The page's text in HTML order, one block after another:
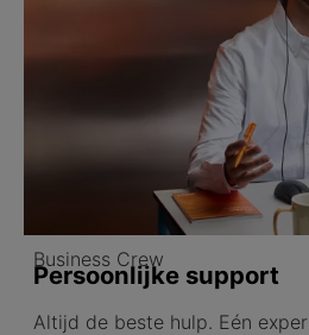
Business Crew
Persoonlijke support
Altijd de beste hulp. Eén